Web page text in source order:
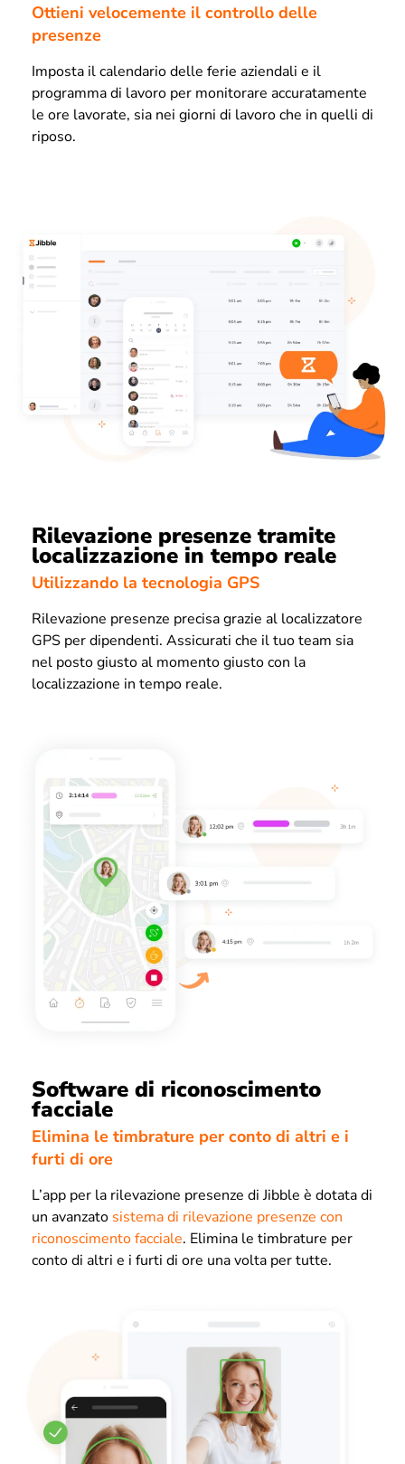
Ottieni velocemente il controllo delle
presenze
Imposta il calendario delle ferie aziendali e il
programma di lavoro per monitorare accuratamente
le ore lavorate, sia nei giorni di lavoro che in quelli di
riposo.
Rilevazione presenze tramite
localizzazione in tempo reale
Utilizzando la tecnologia GPS
Rilevazione presenze precisa grazie al localizzatore
GPS per dipendenti. Assicurati che il tuo team sia
nel posto giusto al momento giusto con la
localizzazione in tempo reale.
Software di riconoscimento
facciale
Elimina le timbrature per conto di altri e i
furti di ore
L’app per la rilevazione presenze di Jibble è dotata di
un avanzato sistema di rilevazione presenze con
riconoscimento facciale. Elimina le timbrature per
conto di altri e i furti di ore una volta per tutte.